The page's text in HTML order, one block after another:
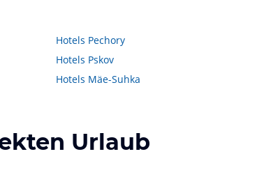
Hotels Pechory
Hotels Pskov
Hotels Mäe-Suhka
Urlaub